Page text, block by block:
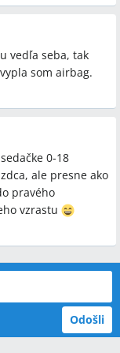
vedľa seba, tak
som airbag.
0-18
ale presne ako
pravého
vzrastu
Odošli